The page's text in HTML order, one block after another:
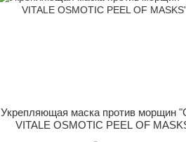
Укрепляющая маска против морщин
VITALE OSMOTIC PEEL OF